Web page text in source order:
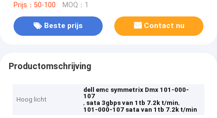
Prijs：50-100 MOQ：1
Beste prijs Contact nu
Productomschrijving
Hoog licht
dell emc symmetrix Dmx 101-000-
107
, sata 3gbps van 1tb 7.2k t/min,
101-000-107 sata van 1tb 7.2k t/min